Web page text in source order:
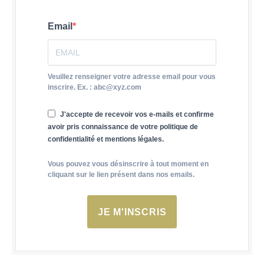
Email
Veuillez renseigner votre adresse email pour vous
inscrire. Ex. : abc@xyz.com
J'accepte de recevoir vos e-mails et confirme
avoir pris connaissance de votre politique de
confidentialité et mentions légales.
Vous pouvez vous désinscrire à tout moment en
cliquant sur le lien présent dans nos emails.
JE M'INSCRIS